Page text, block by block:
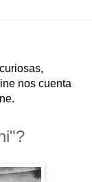
nos cuenta